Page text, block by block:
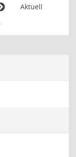
Aktuell